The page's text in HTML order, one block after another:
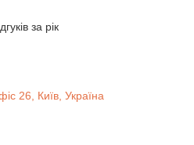
за рік
26, Київ, Україна